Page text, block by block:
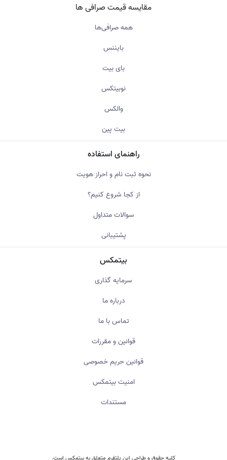
مقایسه قیمت صرافی ها
همه صرافی‌ها
بایننس
بای بیت
نوبیتکس
والکس
بیت پین
راهنمای استفاده
نحوه ثبت نام و احراز هویت
از کجا شروع کنیم؟
سوالات متداول
پشتیبانی
بیتمکس
سرمایه گذاری
درباره ما
تماس با ما
قوانین و مقررات
قوانین حریم خصوصی
امنیت بیتمکس
مستندات
کلیه حقوق و طراحی این پلتفرم متعلق بهبیتمکس است.